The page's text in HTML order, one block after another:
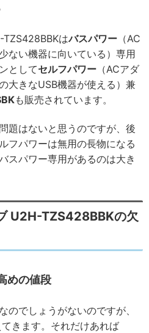
TZS428BBKはバスパワー （AC
ない機器に向いている）専用
としてセルフパワー （ACアダ
大きなUSB機器が使える）兼
も販売されています。
題はないと思うのですが、後
フパワーは無用の長物になる
スパワー専用があるのは大き
U2H-TZS428BBKの欠
めの値段
のでしょうがないのですが、
てきます。それだけあれば